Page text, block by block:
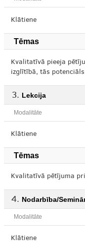
Klātiene
Tēmas
Kvalitatīvā pieeja
izglītībā, tās
Lekcija
Modalitāte
Klātiene
Tēmas
Kvalitatīvā pētījuma
Nodarbība/
Modalitāte
Klātiene